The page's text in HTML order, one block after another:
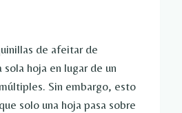
de afeitar de
sola hoja en lugar de un
Sin embargo, esto
solo una hoja pasa sobre